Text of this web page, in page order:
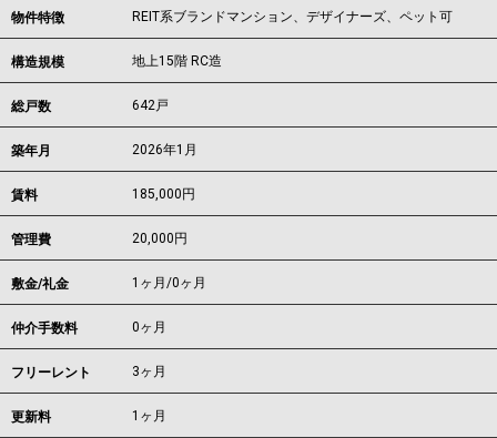
物件特徴 REIT系ブランドマンション、デザイナーズ、ペット可
構造規模 地上15階 RC造
総戸数 642戸
築年月 2026年1月
賃料 185,000 円
管理費 20,000円
敷金/礼金 1ヶ月/0ヶ月
仲介手数料 0ヶ月
フリーレント 3ヶ月
更新料 1ヶ月